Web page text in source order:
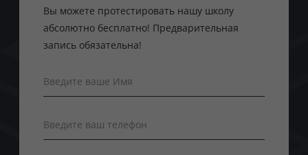
Вы можете протестировать нашу школу
абсолютно бесплатно! Предварительная
запись обязательна!
Введите ваше Имя
Введите ваш телефон